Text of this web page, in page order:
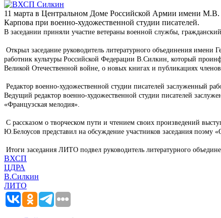
11 марта в Центральном Доме Российской Армии имени М.В.
Карпова при военно-художественной студии писателей.
В заседании приняли участие ветераны военной службы,
Открыл заседание руководитель литературного объединения
работник культуры Российской Федерации В.Силкин, который
Великой Отечественной войне, о новых книгах и публикациях
Редактор военно-художественной студии писателей заслуженный
Ведущий редактор военно-художественной студии писателей
«Французская мелодия».
С рассказом о творческом пути и чтением своих произведений
Ю.Белоусов представил на обсуждение участников заседания
Итоги заседания ЛИТО подвел руководитель литературного
ВХСП
ЦДРА
В.Силкин
ЛИТО